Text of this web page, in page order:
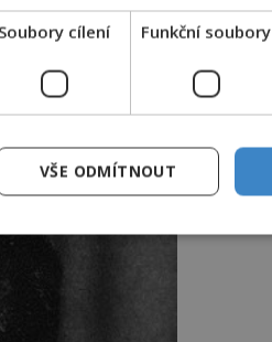
stavu,
případně i skok
Soubory cílení Funkční soubory
VŠE ODMÍTNOUT